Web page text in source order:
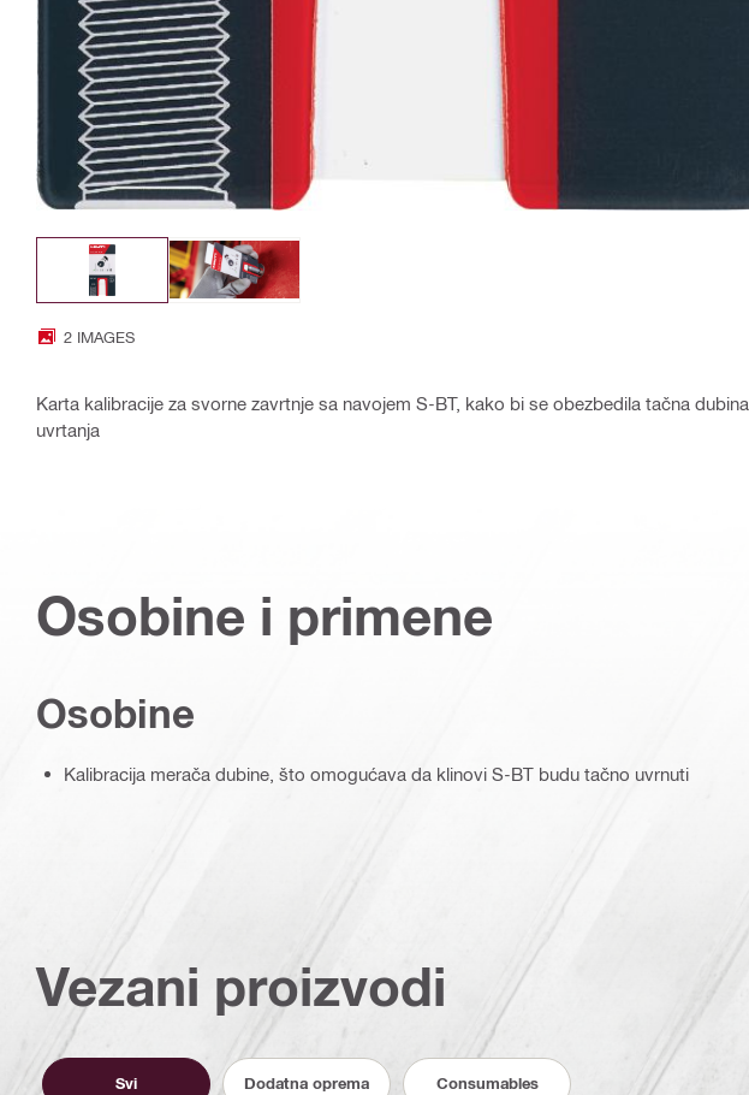
2 IMAGES
Karta kalibracije za svorne zavrtnje sa navojem S-BT, kako bi se obezbedila tačna dubina
uvrtanja
Osobine i primene
Osobine
Kalibracija merača dubine, što omogućava da klinovi S-BT budu tačno uvrnuti
Vezani proizvodi
Svi Dodatna oprema Consumables